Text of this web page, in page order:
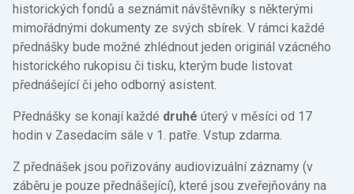
historických fondů a seznámit návštěvníky s některými
mimořádnými dokumenty ze svých sbírek. V rámci každé
přednášky bude možné zhlédnout jeden originál vzácného
historického rukopisu či tisku, kterým bude listovat
přednášející či jeho odborný asistent.
Přednášky se konají každé druhé úterý v měsíci od 17
hodin v Zasedacím sále v 1. patře. Vstup zdarma.
Z přednášek jsou pořizovány audiovizuální záznamy (v
záběru je pouze přednášející), které jsou zveřejňovány na